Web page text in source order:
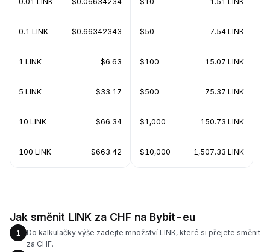
0.1 LINK $0.66342343
1 LINK $6.63
5 LINK $33.17
10 LINK $66.34
100 LINK $663.42
$50 7.54 LINK
$100 15.07 LINK
$500 75.37 LINK
$1,000 150.73 LINK
$10,000 1,507.33 LINK
Jak směnit LINK za CHF na Bybit-eu
1
Do kalkulačky výše zadejte množství LINK, které si přejete směnit
za CHF.